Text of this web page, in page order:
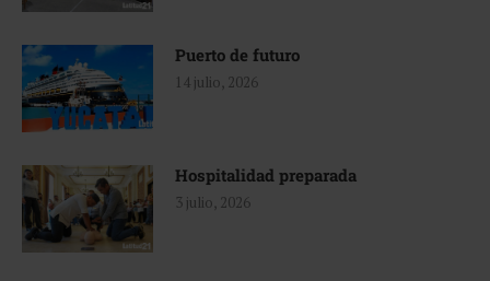
Puerto de futuro
14 julio, 2026
Hospitalidad preparada
3 julio, 2026